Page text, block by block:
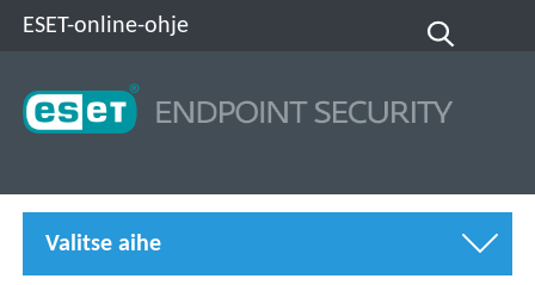
ESET-online-ohje
Valitse aihe